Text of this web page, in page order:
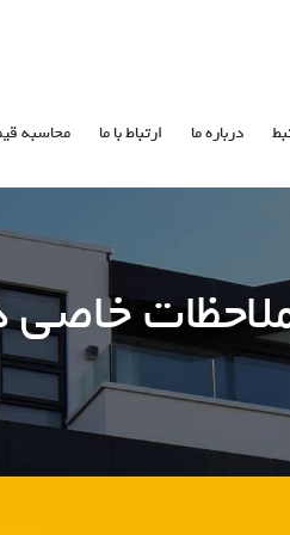
درباره ما ارتباط با ما محاسبه
خاصی